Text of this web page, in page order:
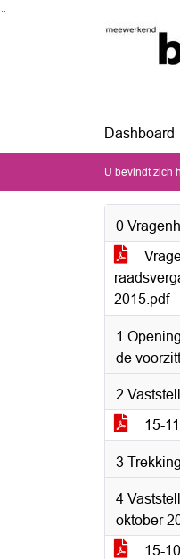
Dashboard
U bevindt zich
0
2015.pdf
1
de
2
15-
3
4
oktober
15-